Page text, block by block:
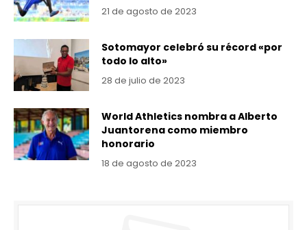
21 de agosto de 2023
Sotomayor celebró su récord «por
todo lo alto»
28 de julio de 2023
World Athletics nombra a Alberto
Juantorena como miembro
honorario
18 de agosto de 2023